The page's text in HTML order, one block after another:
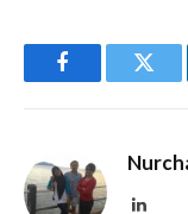
Facebook